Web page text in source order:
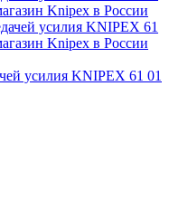
усилия KNIPEX 61 01